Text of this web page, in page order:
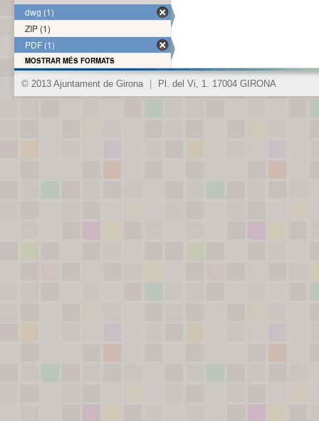
dwg (1)
ZIP (1)
PDF (1)
MOSTRAR MÉS FORMATS
© 2013 Ajuntament de Girona Pl. del Vi, 1. 17004 GIRONA